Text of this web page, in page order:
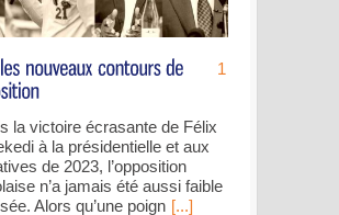
1
la victoire écrasante de Félix
à la présidentielle et aux
de 2023, l’opposition
n’a jamais été aussi faible
Alors qu’une poign [...]